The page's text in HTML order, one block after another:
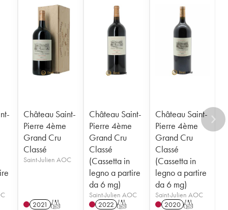
Château Saint-
Pierre 4ème
Grand Cru
Classé
Saint-Julien AOC
2021 T
Château Saint-
Pierre 4ème
Grand Cru
Classé
(Cassetta in
legno a partire
da 6 mg)
Saint-Julien AOC
2022 T
Château Saint-
Pierre 4ème
Grand Cru
Classé
(Cassetta in
legno a partire
da 6 mg)
Saint-Julien AOC
2020 T